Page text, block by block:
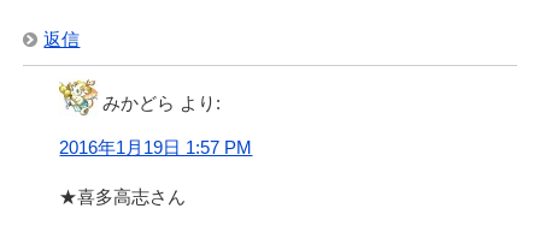
返信
みかどら より:
2016年1月19日 1:57 PM
★喜多高志さん